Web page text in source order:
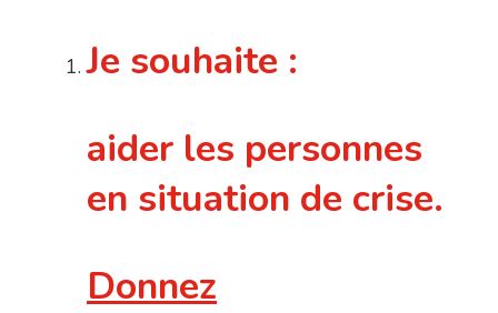
Je souhaite :
aider les personnes
en situation de crise.
Donnez